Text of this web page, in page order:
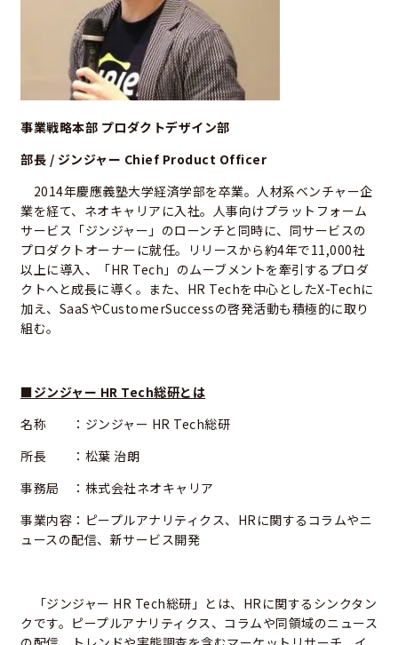
事業戦略本部 プロダクトデザイン部
部長 / ジンジャー Chief Product Officer
2014年慶應義塾大学経済学部を卒業。人材系ベンチャー企
業を経て、ネオキャリアに入社。人事向けプラットフォーム
サービス「ジンジャー」のローンチと同時に、同サービスの
プロダクトオーナーに就任。リリースから約4年で11,000社
以上に導入、「HR Tech」のムーブメントを牽引するプロダ
クトへと成長に導く。また、HR Techを中心としたX-Techに
加え、SaaSやCustomerSuccessの啓発活動も積極的に取り
組む。
■ジンジャー HR Tech総研とは
名称 ：ジンジャー HR Tech総研
所長 ：松葉 治朗
事務局 ：株式会社ネオキャリア
事業内容：ピープルアナリティクス、HRに関するコラムやニ
ュースの配信、新サービス開発
「ジンジャー HR Tech総研」とは、HRに関するシンクタン
クです。ピープルアナリティクス、コラムや同領域のニュース